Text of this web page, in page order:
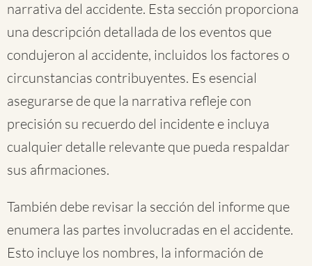
narrativa del accidente. Esta sección proporciona
una descripción detallada de los eventos que
condujeron al accidente, incluidos los factores o
circunstancias contribuyentes. Es esencial
asegurarse de que la narrativa refleje con
precisión su recuerdo del incidente e incluya
cualquier detalle relevante que pueda respaldar
sus afirmaciones.
También debe revisar la sección del informe que
enumera las partes involucradas en el accidente.
Esto incluye los nombres, la información de